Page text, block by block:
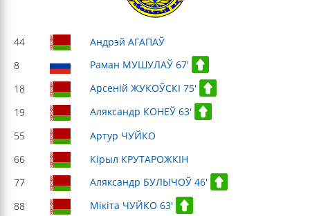
44
Андрэй АГАПАЎ
8
Раман МУШУЛАЎ 67'
18
Арсеній ЖУКОЎСКІ 75'
19
Аляксандр КОНЕЎ 63'
55
Артур ЧУЙКО
66
Кірыл КРУТАРОЖКІН
77
Аляксандр БУЛЫЧОЎ 46'
88
Мікіта ЧУЙКО 63'